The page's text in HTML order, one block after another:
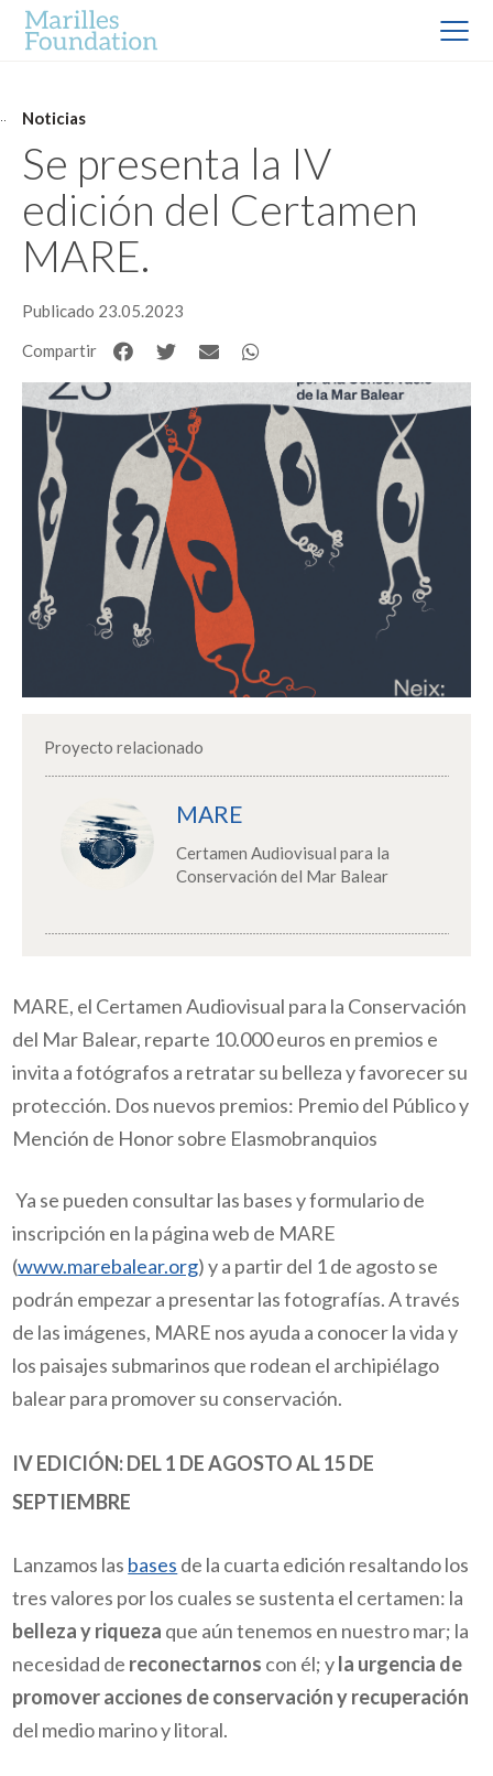
Noticias
Se presenta la IV
edición del Certamen
MARE.
Publicado 23.05.2023
Compartir
Proyecto relacionado
MARE
Certamen Audiovisual para la
Conservación del Mar Balear
MARE, el Certamen Audiovisual para la Conservación
del Mar Balear, reparte 10.000 euros en premios e
invita a fotógrafos a retratar su belleza y favorecer su
protección. Dos nuevos premios: Premio del Público y
Mención de Honor sobre Elasmobranquios
Ya se pueden consultar las bases y formulario de
inscripción en la página web de MARE
(www.marebalear.org)ya partir del 1 de agosto se
podrán empezar a presentar las fotografías.A través
de las imágenes, MARE nos ayuda a conocer la vida y
los paisajes submarinos que rodean el archipiélago
balear para promover su conservación.
IV EDICIÓN: DEL 1 DE AGOSTO AL 15 DE
SEPTIEMBRE
Lanzamos las bases de la cuarta edición resaltando los
tres valores por los cuales se sustenta el certamen: la
belleza y riqueza que aún tenemos en nuestro mar; la
necesidad de reconectarnos con él; yla urgencia de
promover acciones de conservación y recuperación
del medio marino y litoral.